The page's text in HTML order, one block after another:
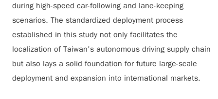
during high-speed car-following and lane-keeping
scenarios. The standardized deployment process
established in this study not only facilitates the
localization of Taiwan's autonomous driving supply chain
but also lays a solid foundation for future large-scale
deployment and expansion into international markets.